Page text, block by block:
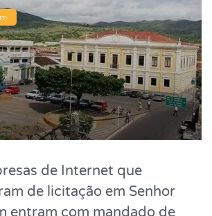
de Internet que
de licitação em Senhor
entram com mandado de